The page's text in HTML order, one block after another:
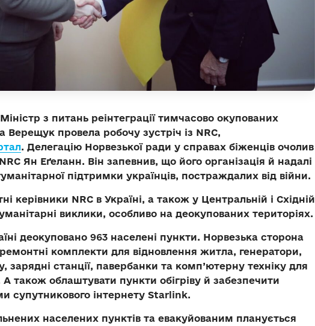
з питань реінтеграції тимчасово окупованих
Верещук провела робочу зустріч із NRC,
. Делегацію Норвезької ради у справах біженців очолив
Ян Еґеланн. Він запевнив, що його організація й надалі
підтримки українців, постраждалих від війни.
керівники NRC в Україні, а також у Центральній і Східній
виклики, особливо на деокупованих територіях.
деокуповано 963 населені пункти. Норвезька сторона
комплекти для відновлення житла, генератори,
зарядні станції, павербанки та комп’ютерну техніку для
також облаштувати пункти обігріву й забезпечити
супутникового інтернету Starlink.
населених пунктів та евакуйованим планується